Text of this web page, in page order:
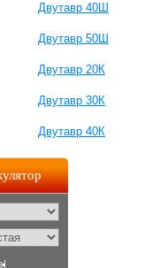
Двутавр 40Ш
Двутавр 50Ш
Двутавр 20К
Двутавр 30К
Двутавр 40К